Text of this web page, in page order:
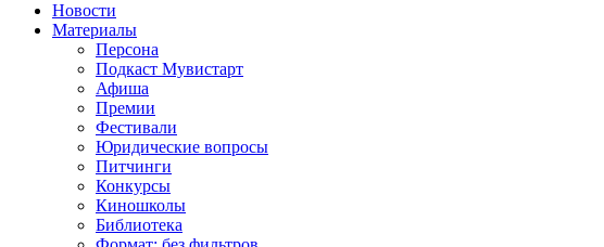
Новости
Материалы
Персона
Подкаст Мувистарт
Афиша
Премии
Фестивали
Юридические вопросы
Питчинги
Конкурсы
Киношколы
Библиотека